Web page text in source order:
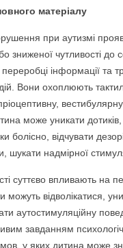
матеріалу
при аутизмі
зниженої чутливості до
інформації та
Вони охоплюють
може уникати
болісно, відчувати
шукати надмірної
суттєво впливають на
можуть відволікатися,
аутостимуляційну
завданням
у яких дитина може